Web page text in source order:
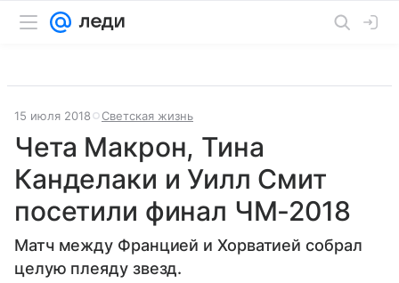
15 июля 2018 Светская жизнь
Чета Макрон, Тина
Канделаки и Уилл Смит
посетили финал ЧМ-2018
Матч между Францией и Хорватией собрал
целую плеяду звезд.